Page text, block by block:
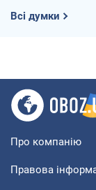
Всі думки
Про компанію
Правова